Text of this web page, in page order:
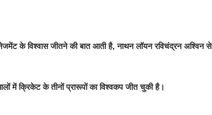
के विश्वास जीतने की बात आती है, नाथन लॉयन रविचंद्रन अश्विन से
में क्रिकेट के तीनों प्रारूपों का विश्वकप जीत चुकी है।